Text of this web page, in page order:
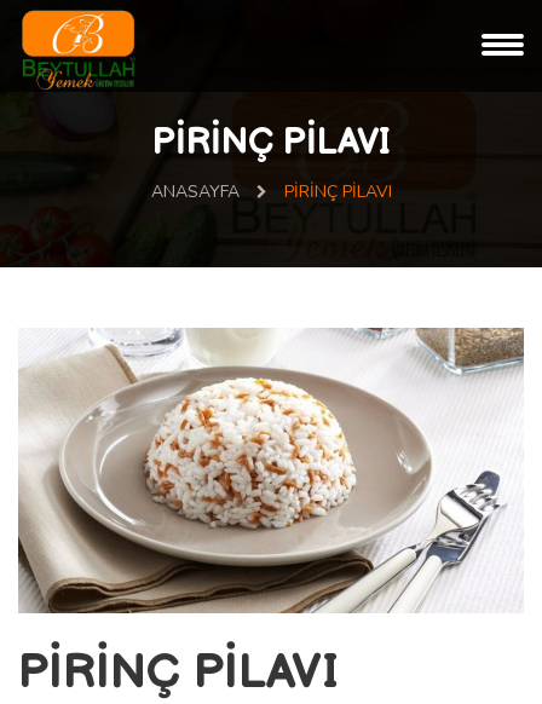
PİRİNÇ PİLAVI
ANASAYFA PİRİNÇ PİLAVI
PİRİNÇ PİLAVI